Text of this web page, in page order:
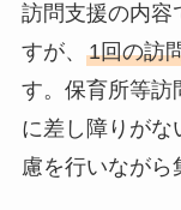
訪問支援の内容
すが、 1回の訪
す。保育所等訪
に差し障りがな
慮を行いながら